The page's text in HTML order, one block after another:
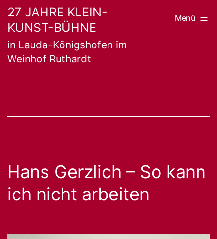
Zum
Inhalt
springen
27 JAHRE KLEIN-
KUNST-BÜHNE
in Lauda-Königshofen im
Weinhof Ruthardt
Menü
Hans Gerzlich – So kann
ich nicht arbeiten